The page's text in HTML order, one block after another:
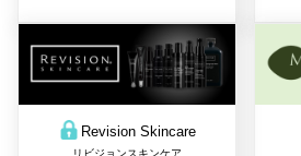
Revision Skincare
リビジョンスキンケア